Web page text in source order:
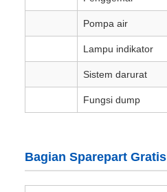
Pompa air
Lampu indikator
Sistem darurat
Fungsi dump
Bagian Sparepart Gratis